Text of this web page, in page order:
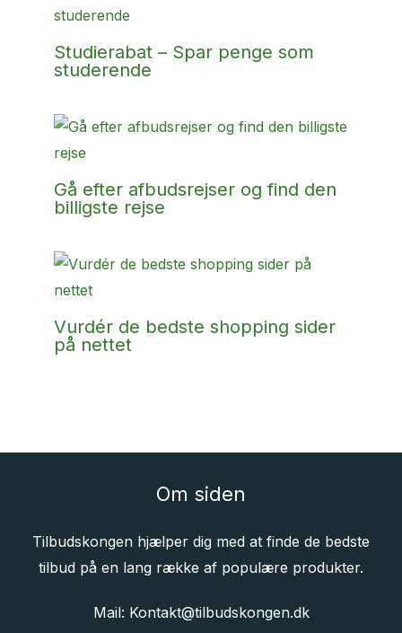
Studierabat – Spar penge som
studerende
Gå efter afbudsrejser og find den
billigste rejse
Vurdér de bedste shopping sider
på nettet
Om siden
Tilbudskongen hjælper dig med at finde de bedste
tilbud på en lang række af populære produkter.
Mail: Kontakt@tilbudskongen.dk